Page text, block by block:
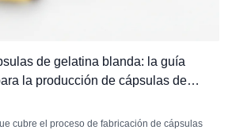
de gelatina blanda: la guía
la producción de cápsulas de
cubre el proceso de fabricación de cápsulas